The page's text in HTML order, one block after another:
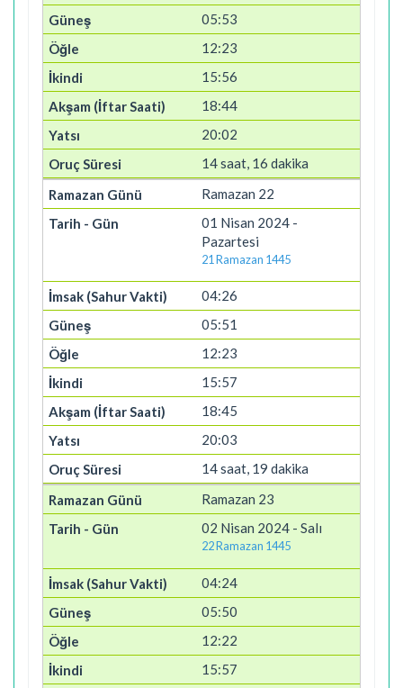
05:53
12:23
15:56
18:44
20:02
14 saat, 16 dakika
Ramazan 22
01 Nisan 2024 -
Pazartesi
21 Ramazan 1445
04:26
05:51
12:23
15:57
18:45
20:03
14 saat, 19 dakika
Ramazan 23
02 Nisan 2024 - Salı
22 Ramazan 1445
04:24
05:50
12:22
15:57